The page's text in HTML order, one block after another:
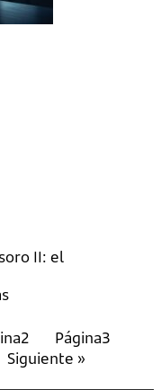
II: el
2 Página3
Siguiente »